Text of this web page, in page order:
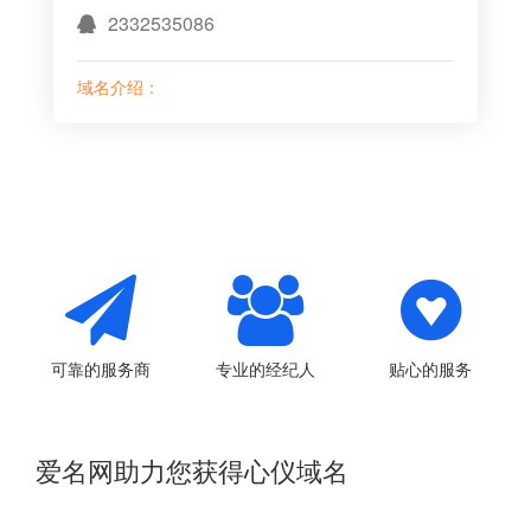
2332535086
域名介绍：
可靠的服务商 专业的经纪人 贴心的服务
爱名网助力您获得心仪域名